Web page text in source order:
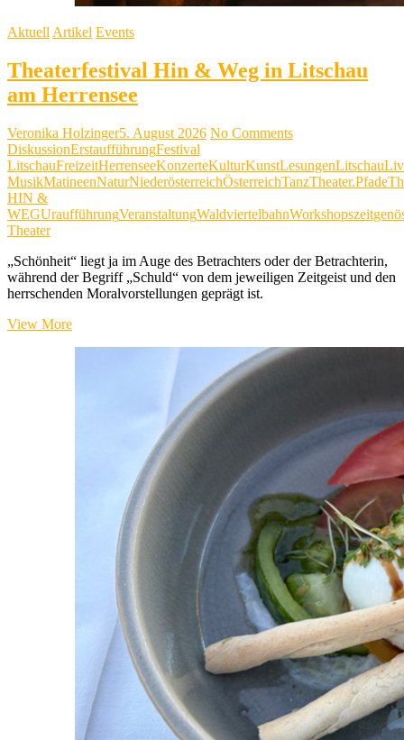
Aktuell Artikel Events
Theaterfestival Hin & Weg in Litschau
am Herrensee
Veronika Holzinger5. August 2026 No Comments
DiskussionErstaufführungFestival
LitschauFreizeitHerrenseeKonzerteKulturKunstLesungenLitschau
MusikMatineenNaturNiederösterreichÖsterreichTanzTheater.Pfade
HIN &
WEGUraufführungVeranstaltungWaldviertelbahnWorkshops
Theater
„Schönheit“ liegt ja im Auge des Betrachters oder der Betrachterin,
während der Begriff „Schuld“ von dem jeweiligen Zeitgeist und den
herrschenden Moralvorstellungen geprägt ist.
View MoreTheaterfestival